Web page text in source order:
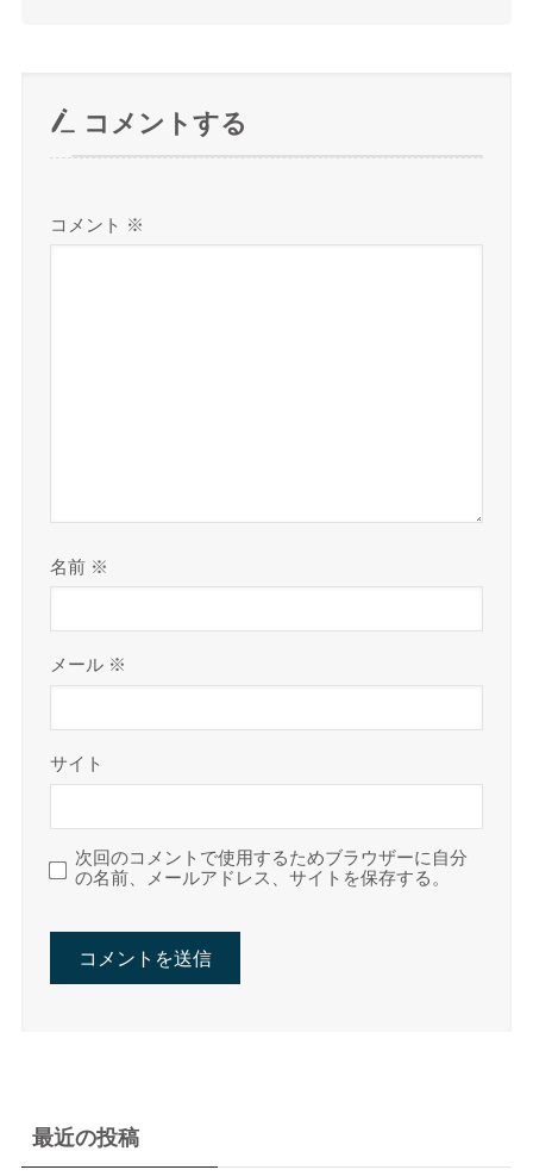
コメントする
コメント ※
名前 ※
メール ※
サイト
次回のコメントで使用するためブラウザーに自分
の名前、メールアドレス、サイトを保存する。
最近の投稿